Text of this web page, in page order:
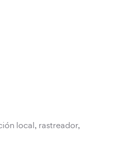
local, rastreador,